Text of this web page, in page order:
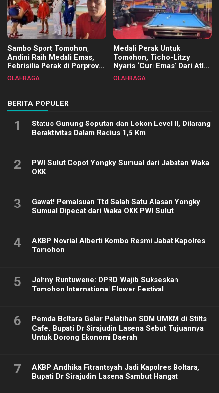
Sambo Sport Tomohon,
Andini Raih Medali Emas,
Febrisilia Perak di Porprov
Sulut 2025
OLAHRAGA
Medali Perak Untuk
Tomohon, Ticho-Litzy
Nyaris ‘Curi Emas’ Dari Atlet
Biliar PON di Porprov Sulut
OLAHRAGA
BERITA POPULER
1
Status Gunung Soputan dan Lokon Level II, Dilarang
Beraktivitas Dalam Radius 1,5 Km
2
PWI Sulut Copot Yongky Sumual dari Jabatan Waka
OKK
3
Gawat! Pemalsuan Ttd Salah Satu Alasan Yongky
Sumual Dipecat dari Waka OKK PWI Sulut
4
AKBP Novrial Alberti Kombo Resmi Jabat Kapolres
Tomohon
5
Johny Runtuwene: DPRD Wajib Sukseskan
Tomohon International Flower Festival
6
Pemda Boltara Gelar Pelatihan SDM UMKM di Stilts
Cafe, Bupati Dr Sirajudin Lasena Sebut Tujuannya
Untuk Dorong Ekonomi Daerah
7
AKBP Andhika Fitrantsyah Jadi Kapolres Boltara,
Bupati Dr Sirajudin Lasena Sambut Hangat